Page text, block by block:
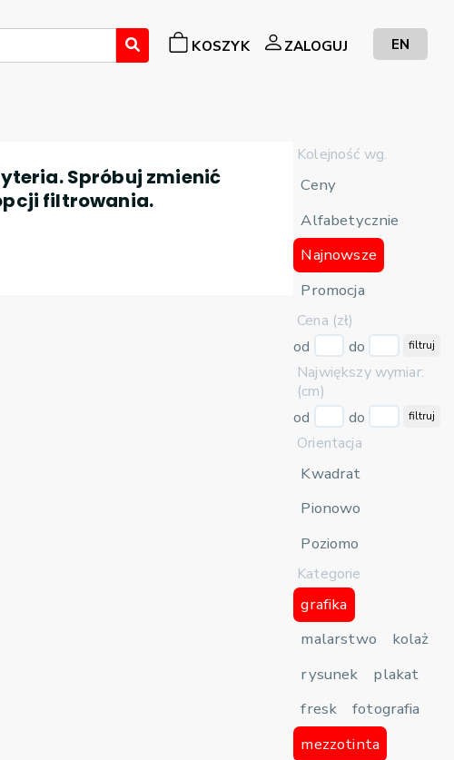
KOSZYK ZALOGUJ EN
Kolejność wg.
Ceny
Alfabetycznie
Najnowsze
Promocja
Cena (zł)
od
do filtruj
Największy wymiar:
(cm)
od
do filtruj
Orientacja
Kwadrat
Pionowo
Poziomo
Kategorie
grafika
malarstwo
kolaż
rysunek
plakat
fresk
fotografia
mezzotinta
Spróbuj zmienić
filtrowania.